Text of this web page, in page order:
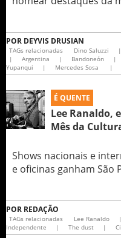
POR DEYVIS DRUSIAN
TAGs relacionadas Dino Saluzzi |
|
Argentina | Bandoneón |
Yupanqui
| Mercedes Sosa |
É QUENTE
Lee Ranaldo,
Mês da
Shows nacionais e
e oficinas ganham São
POR REDAÇÃO
TAGs relacionadas Lee Ranaldo |
Independente
| The dust |